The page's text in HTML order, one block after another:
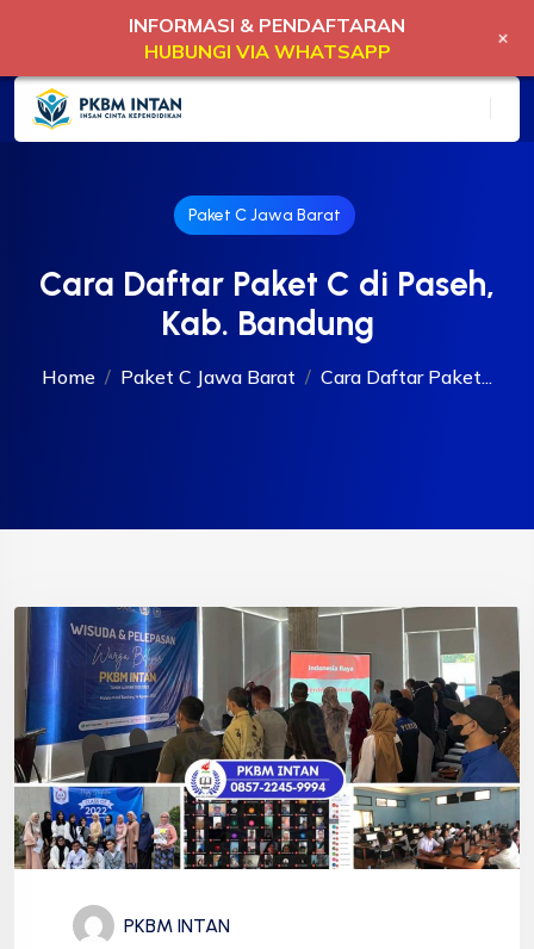
Paket C Jawa Barat
Cara Daftar Paket C di Paseh,
Kab. Bandung
Home Paket C Jawa Barat Cara Daftar Paket...
PKBM INTAN
INFORMASI & PENDAFTARAN
HUBUNGI VIA WHATSAPP
+